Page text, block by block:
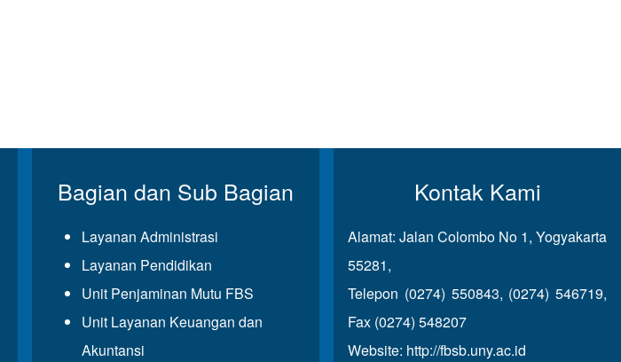
Bagian dan Sub Bagian
Layanan Administrasi
Layanan Pendidikan
Unit Penjaminan Mutu FBS
Unit Layanan Keuangan dan
Akuntansi
Kontak Kami
Alamat: Jalan Colombo No 1, Yogyakarta
55281,
Telepon (0274) 550843, (0274) 546719,
Fax (0274) 548207
Website: http://fbsb.uny.ac.id